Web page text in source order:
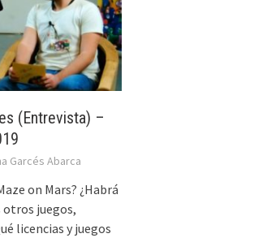
(Entrevista) –
Garcés Abarca
on Mars? ¿Habrá
otros juegos,
licencias y juegos